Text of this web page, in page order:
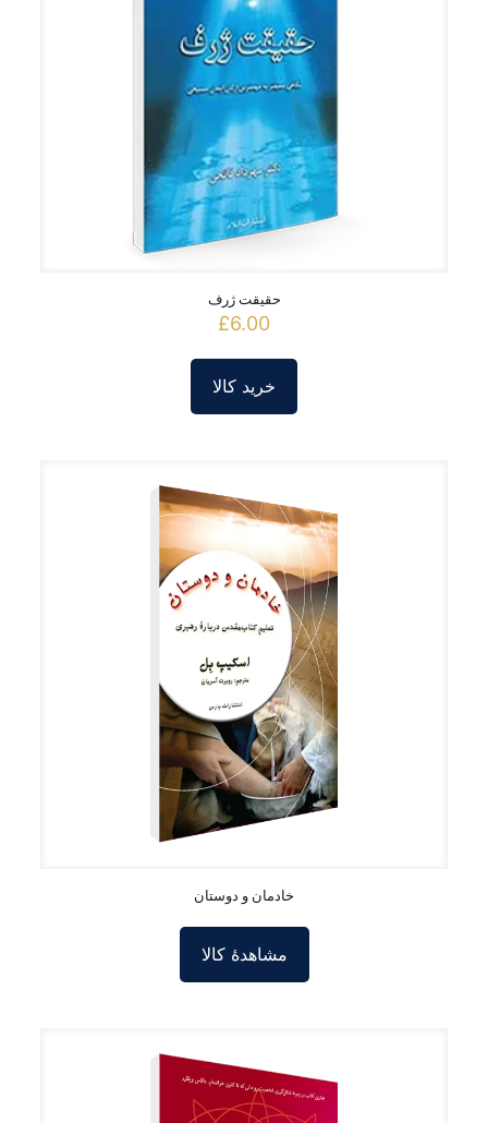
حقیقت ژرف
£6.00
خرید کالا
خادمان و دوستان
مشاهدۀ کالا